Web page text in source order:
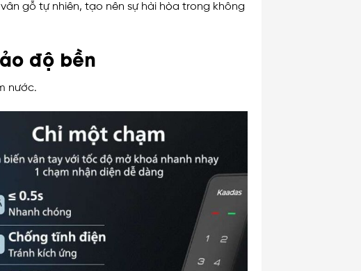
gỗ tự nhiên, tạo nên sự hài hòa trong không
độ bền
nước.